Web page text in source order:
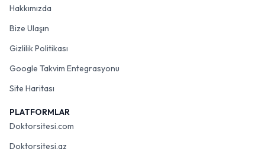
Hakkımızda
Bize Ulaşın
Gizlilik Politikası
Google Takvim Entegrasyonu
Site Haritası
PLATFORMLAR
Doktorsitesi.com
Doktorsitesi.az